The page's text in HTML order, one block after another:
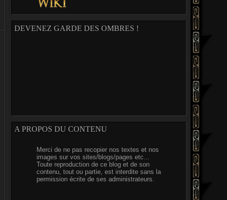
DEVENEZ GARDE DES OMBRES !
A PROPOS DU CONTENU
Merci de ne pas recopier nos textes et nos
images sur vos sites/blogs/pages etc...
Toute reproduction de ce blog et de son
contenu, tout ou partie, est interdite sans la
permission écrite de ses administrateurs.